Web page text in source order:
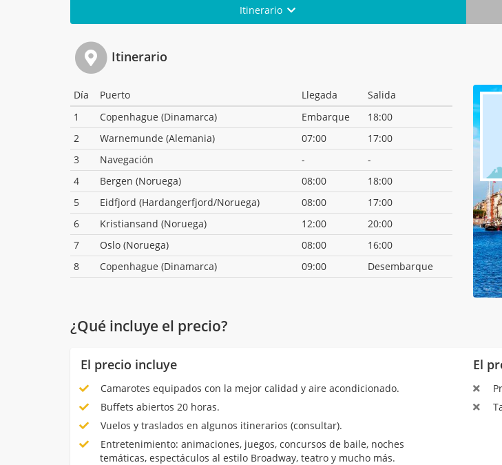
Itinerario
Itinerario
Día Puerto Llegada
Salida
1
Copenhague (Dinamarca) Embarque
18:00
2
Warnemunde (Alemania) 07:00
17:00
3
Navegación -
-
4
Bergen (Noruega) 08:00
18:00
5
Eidfjord (Hardangerfjord/Noruega) 08:00
17:00
6
Kristiansand (Noruega) 12:00
20:00
7
Oslo (Noruega) 08:00
16:00
8
Copenhague (Dinamarca) 09:00 Desembarque
¿Qué incluye el precio?
El precio incluye
Camarotes equipados con la mejor calidad y aire acondicionado.
Buffets abiertos 20 horas.
Vuelos y traslados en algunos itinerarios (consultar).
Entretenimiento: animaciones, juegos, concursos de baile, noches
temáticas, espectáculos al estilo Broadway, teatro y mucho más.
El